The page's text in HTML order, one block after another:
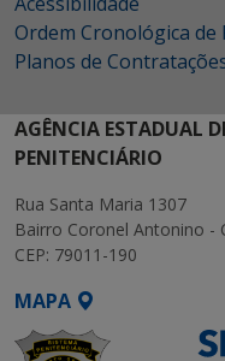
Ordem Cronológica de
Planos de
AGÊNCIA ESTADUAL
PENITENCIÁRIO
Rua Santa Maria 1307
Bairro Coronel Antonino -
CEP: 79011-190
MAPA